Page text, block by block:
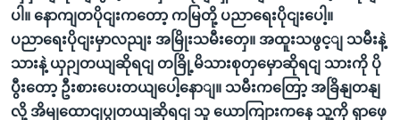
ပါ။ နောကျတပိုငျးကတော့ ကမြတို့ ပညာရေးပိုငျးပေါ့။
ပညာရေးပိုငျးမှာလညျး အမြိုးသမီးတှေ။ အထူးသဖွင့ျ သမီးနဲ့
သားနဲ့ ယှဉျတယျဆိုရငျ တခြို့မိသားစုတှမှောဆိုရငျ သားကို ပို
ပွီးတော့ ဦးစားပေးတယျပေါ့နောျ။ သမီးကတြော့ အခြိနျတနျ
လို့ အိမျထောငျပွုတယျဆိုရငျ သူ ယောကျြားကနေ သူ့ကို ရှာဖှေ